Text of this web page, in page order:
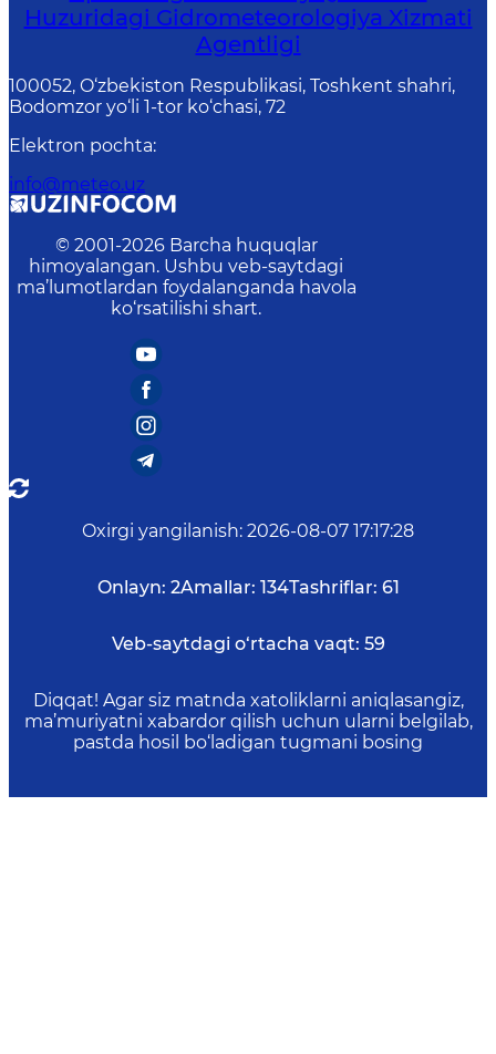
Huzuridagi Gidrometeorologiya Xizmati
Agentligi
100052, O‘zbekiston Respublikasi, Toshkent shahri,
Bodomzor yo‘li 1-tor ko‘chasi, 72
Elektron pochta:
info@meteo.uz
© 2001-2026 Barcha huquqlar
himoyalangan. Ushbu veb-saytdagi
ma’lumotlardan foydalanganda havola
ko‘rsatilishi shart.
Oxirgi yangilanish: 2026-08-07 17:17:28
Onlayn: 2Amallar: 134Tashriflar: 61
Veb-saytdagi o‘rtacha vaqt: 59
Diqqat! Agar siz matnda xatoliklarni aniqlasangiz,
ma’muriyatni xabardor qilish uchun ularni belgilab,
pastda hosil bo‘ladigan tugmani bosing